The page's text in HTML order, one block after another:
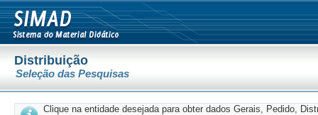
Distribuição
Seleção das Pesquisas
Clique na entidade desejada para obter dados Gerais, Pedido,